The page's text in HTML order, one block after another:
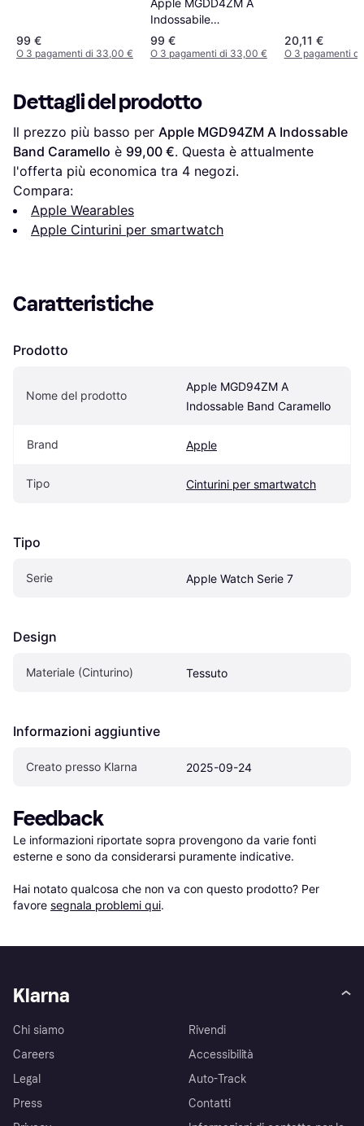
99 €
O 3 pagamenti di 33,00 €
Indossabile
Intelligente Band
99 €
O 3 pagamenti di 33,00 €
20,11 €
O 3 pagamenti
Dettagli del prodotto
Il prezzo più basso per Apple MGD94ZM A Indossable
Band Caramello è 99,00 €. Questa è attualmente
l'offerta più economica tra 4 negozi.
Compara:
Apple Wearables
Apple Cinturini per smartwatch
Caratteristiche
Prodotto
Nome del prodotto
Apple MGD94ZM A
Indossable Band Caramello
Brand Apple
Tipo Cinturini per smartwatch
Tipo
Serie Apple Watch Serie 7
Design
Materiale (Cinturino) Tessuto
Informazioni aggiuntive
Creato presso Klarna 2025-09-24
Feedback
Le informazioni riportate sopra provengono da varie fonti
esterne e sono da considerarsi puramente indicative.
Hai notato qualcosa che non va con questo prodotto? Per
favore segnala problemi qui.
Klarna
Chi siamo
Careers
Legal
Press
Rivendi
Accessibilità
Auto-Track
Contatti